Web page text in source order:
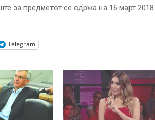
за предметот се одржа на 16 март 2018
Telegram